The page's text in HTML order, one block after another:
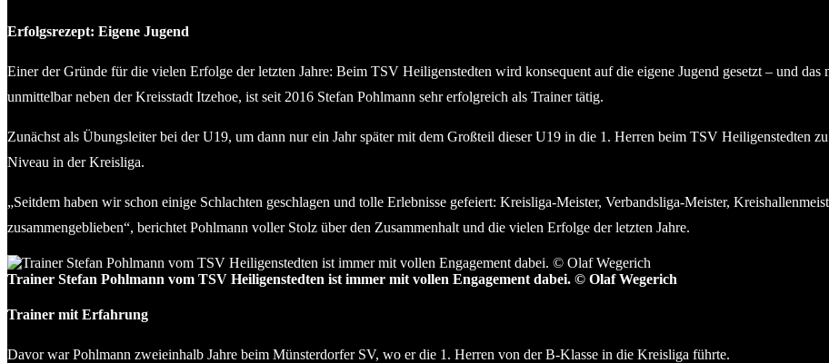
Erfolgsrezept: Eigene Jugend
Einer der Gründe für die vielen Erfolge der letzten Jahre: Beim TSV Heiligenstedten wird konsequent auf die eigene Jugend gesetzt – und
unmittelbar neben der Kreisstadt Itzehoe, ist seit 2016 Stefan Pohlmann sehr erfolgreich als Trainer tätig.
Zunächst als Übungsleiter bei der U19, um dann nur ein Jahr später mit dem Großteil dieser U19 in die 1. Herren beim TSV Heiligenstedten
Niveau in der Kreisliga.
„Seitdem haben wir schon einige Schlachten geschlagen und tolle Erlebnisse gefeiert: Kreisliga-Meister, Verbandsliga-Meister,
zusammengeblieben“, berichtet Pohlmann voller Stolz über den Zusammenhalt und die vielen Erfolge der letzten Jahre.
Trainer Stefan Pohlmann vom TSV Heiligenstedten ist immer mit vollen Engagement dabei. © Olaf Wegerich
Trainer mit Erfahrung
Davor war Pohlmann zweieinhalb Jahre beim Münsterdorfer SV, wo er die 1. Herren von der B-Klasse in die Kreisliga führte.